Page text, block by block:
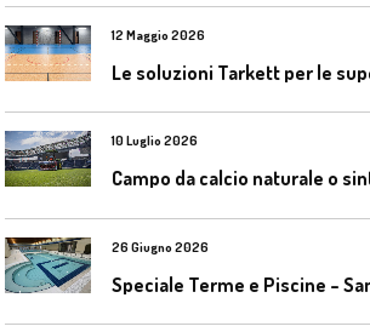
12 Maggio 2026
Le soluzioni Tarkett per le
10 Luglio 2026
26 Giugno 2026